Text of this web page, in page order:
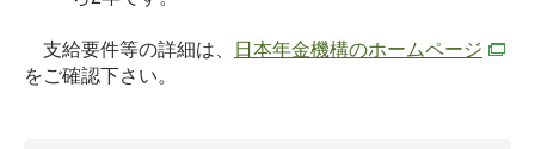
支給要件等の詳細は、
日本年金機構のホームページ
をご確認下さい。